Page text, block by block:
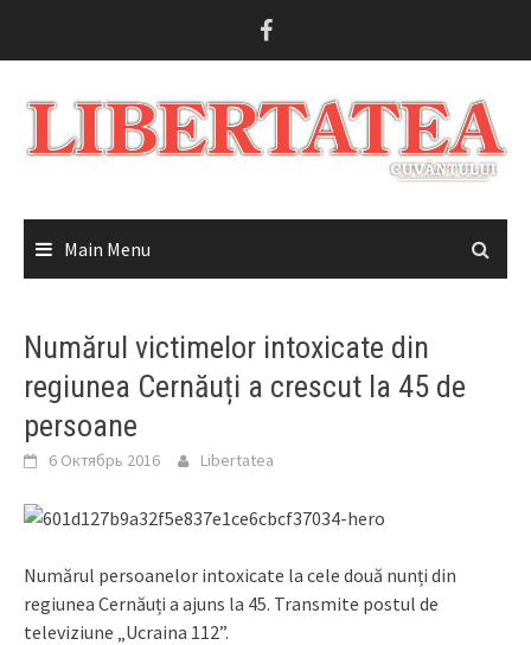
Main Menu
Numărul victimelor intoxicate din
regiunea Cernăuți a crescut la 45 de
persoane
6 Октябрь 2016 Libertatea
Numărul persoanelor intoxicate la cele două nunți din
regiunea Cernăuți a ajuns la 45. Transmite postul de
televiziune „Ucraina 112”.